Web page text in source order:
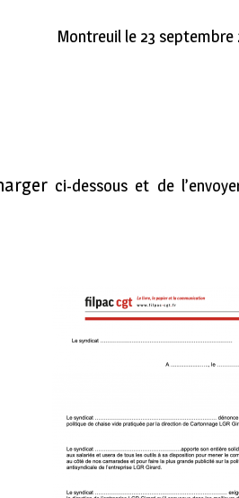
Montreuil le 23 septembre
ci-dessous et de